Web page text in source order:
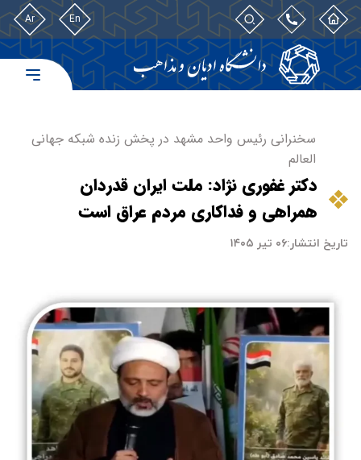
En
Ar
سخنرانی رئیس واحد مشهد در پخش زنده شبکه جهانی
العالم
دکتر غفوری نژاد: ملت ایران قدردان
همراهی و فداکاری مردم عراق است
تاریخ انتشار:۰۶ تیر ۱۴۰۵